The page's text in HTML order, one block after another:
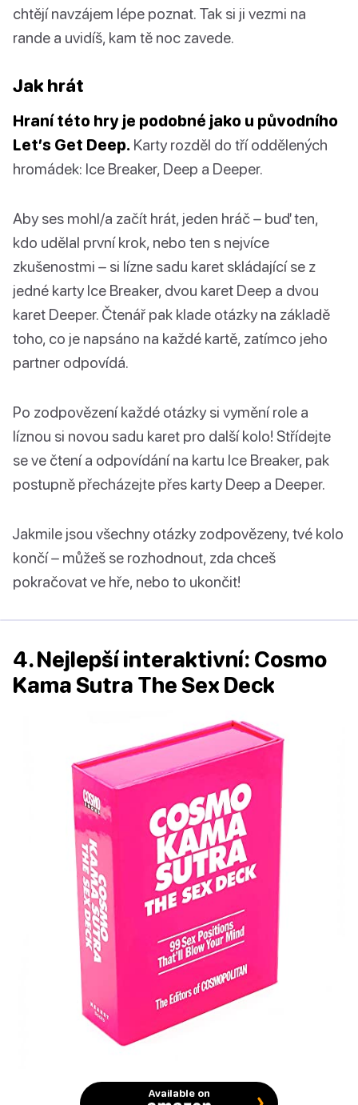
chtějí navzájem lépe poznat. Tak si ji vezmi na
rande a uvidíš, kam tě noc zavede.
Jak hrát
Hraní této hry je podobné jako u původního
Let’s Get Deep. Karty rozděl do tří oddělených
hromádek: Ice Breaker, Deep a Deeper.
Aby ses mohl/a začít hrát, jeden hráč – buď ten,
kdo udělal první krok, nebo ten s nejvíce
zkušenostmi – si lízne sadu karet skládající se z
jedné karty Ice Breaker, dvou karet Deep a dvou
karet Deeper. Čtenář pak klade otázky na základě
toho, co je napsáno na každé kartě, zatímco jeho
partner odpovídá.
Po zodpovězení každé otázky si vymění role a
líznou si novou sadu karet pro další kolo! Střídejte
se ve čtení a odpovídání na kartu Ice Breaker, pak
postupně přecházejte přes karty Deep a Deeper.
Jakmile jsou všechny otázky zodpovězeny, tvé kolo
končí – můžeš se rozhodnout, zda chceš
pokračovat ve hře, nebo to ukončit!
4. Nejlepší interaktivní: Cosmo
Kama Sutra The Sex Deck
Available on